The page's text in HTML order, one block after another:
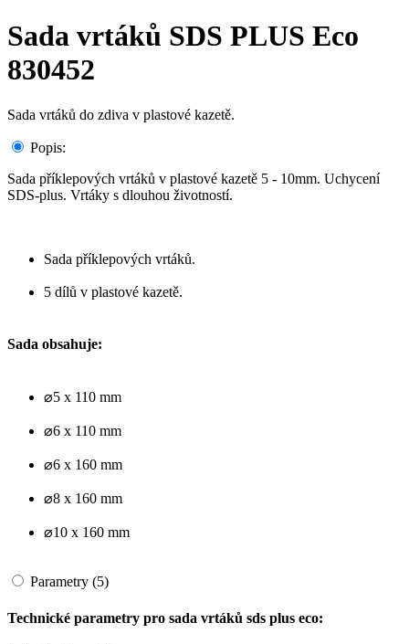
Sada vrtáků SDS PLUS Eco
830452
Sada vrtáků do zdiva v plastové kazetě.
Popis:
Sada příklepových vrtáků v plastové kazetě 5 - 10mm. Uchycení
SDS-plus. Vrtáky s dlouhou životností.
Sada příklepových vrtáků.
5 dílů v plastové kazetě.
Sada obsahuje:
⌀5 x 110 mm
⌀6 x 110 mm
⌀6 x 160 mm
⌀8 x 160 mm
⌀10 x 160 mm
Parametry (5)
Technické parametry pro sada vrtáků sds plus eco: